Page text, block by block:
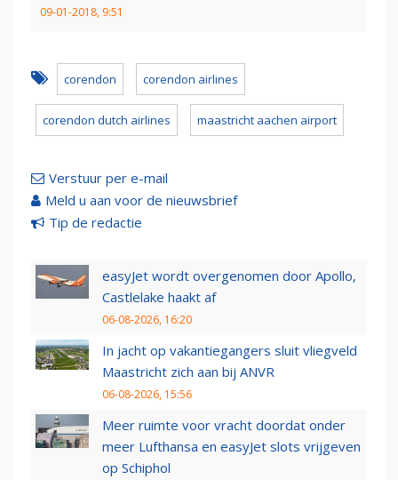
09-01-2018, 9:51
corendon corendon airlines
corendon dutch airlines maastricht aachen airport
Verstuur per e-mail
Meld u aan voor de nieuwsbrief
Tip de redactie
easyJet wordt overgenomen door Apollo,
Castlelake haakt af
06-08-2026, 16:20
In jacht op vakantiegangers sluit vliegveld
Maastricht zich aan bij ANVR
06-08-2026, 15:56
Meer ruimte voor vracht doordat onder
meer Lufthansa en easyJet slots vrijgeven
op Schiphol